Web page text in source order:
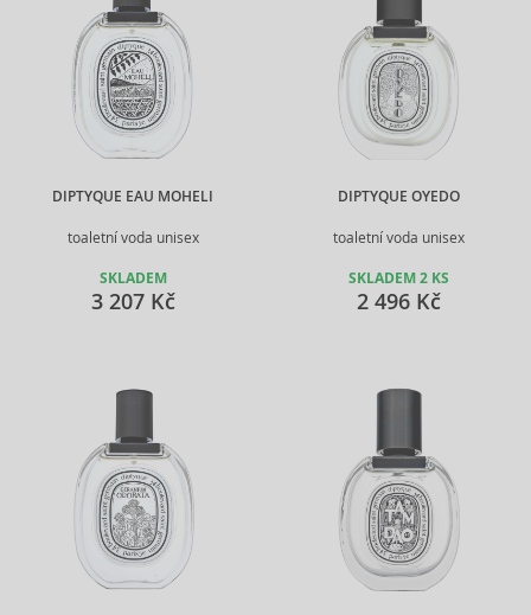
DIPTYQUE EAU MOHELI
toaletní voda unisex
SKLADEM
3 207 Kč
DIPTYQUE OYEDO
toaletní voda unisex
SKLADEM 2 KS
2 496 Kč